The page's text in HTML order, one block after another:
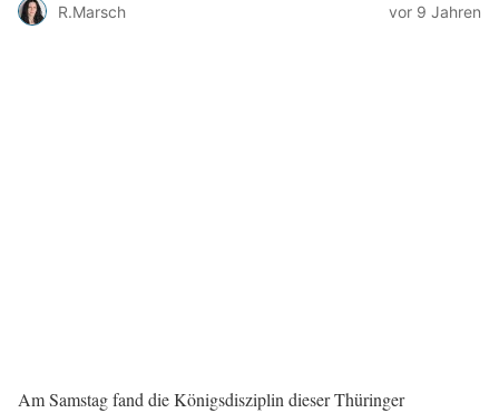
R.Marsch vor 9 Jahren
Am Samstag fand die Königsdisziplin dieser Thüringer